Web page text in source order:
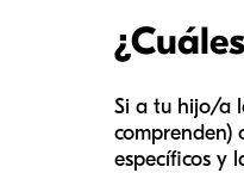
Si a tu hijo/a
comprenden)
específicos y